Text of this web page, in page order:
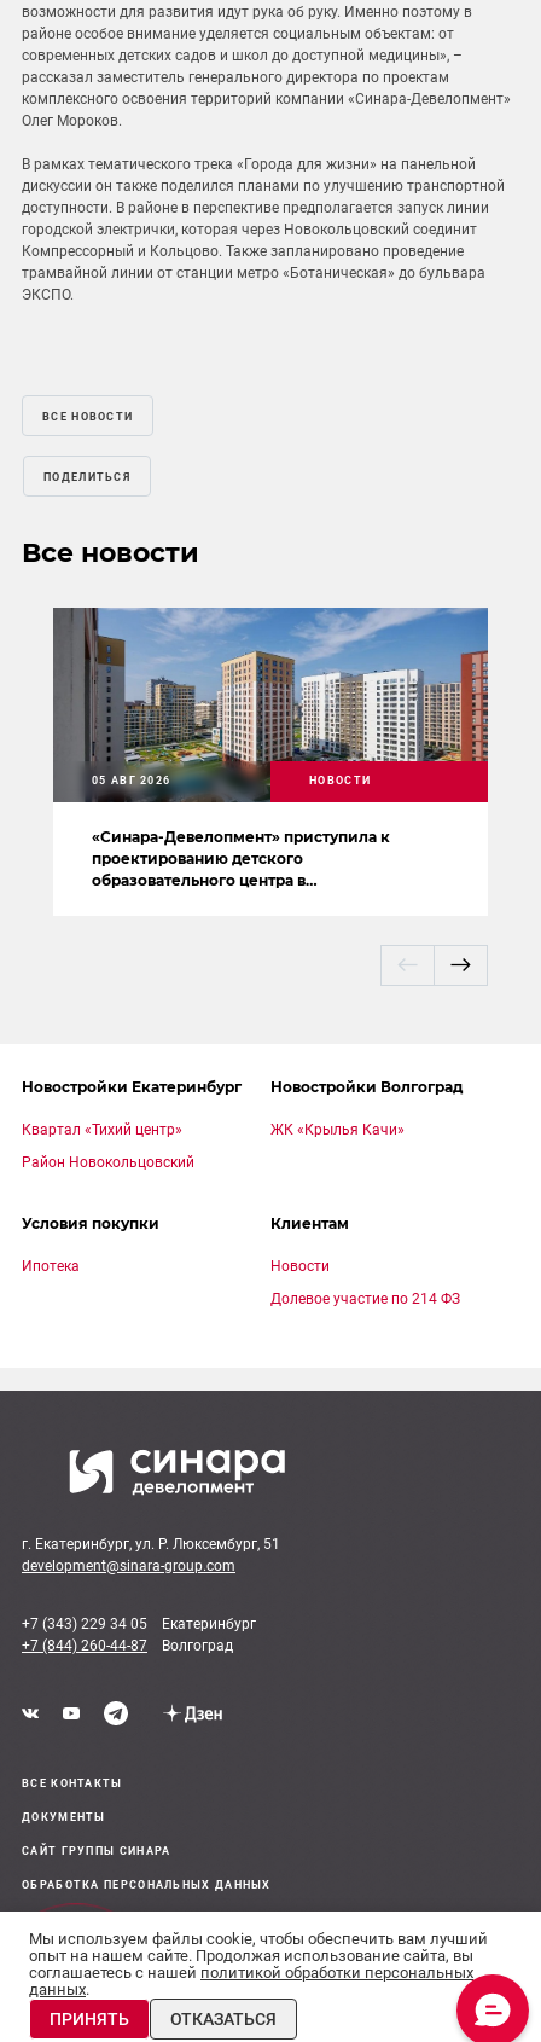
возможности для развития идут рука об руку. Именно поэтому в
районе особое внимание уделяется социальным объектам: от
современных детских садов и школ до доступной медицины», –
рассказал заместитель генерального директора по проектам
комплексного освоения территорий компании «Синара-Девелопмент»
Олег Мороков.
В рамках тематического трека «Города для жизни» на панельной
дискуссии он также поделился планами по улучшению транспортной
доступности. В районе в перспективе предполагается запуск линии
городской электрички, которая через Новокольцовский соединит
Компрессорный и Кольцово. Также запланировано проведение
трамвайной линии от станции метро «Ботаническая» до бульвара
ЭКСПО.
ВСЕ НОВОСТИ
ПОДЕЛИТЬСЯ
Все новости
«Синара-Девелопмент» приступила к
проектированию детского
образовательного центра в
05 АВГ 2026 НОВОСТИ
Новостройки Екатеринбург
Квартал «Тихий центр»
Район Новокольцовский
Новостройки Волгоград
ЖК «Крылья Качи»
Условия покупки
Ипотека
Клиентам
Новости
Долевое участие по 214 ФЗ
г. Екатеринбург, ул. Р. Люксембург, 51
development@sinara-group.com
+7 (343) 229 34 05 Екатеринбург
+7 (844) 260-44-87 Волгоград
ВСЕ КОНТАКТЫ
ДОКУМЕНТЫ
САЙТ ГРУППЫ СИНАРА
ОБРАБОТКА ПЕРСОНАЛЬНЫХ ДАННЫХ
© 2011–26 Все права защищены
Сделано в
Сведения, предоставленные на сайте, носят информационный
характер и не являются публичной офертой.
Планировки и
цены
Мы используем файлы cookie, чтобы обеспечить вам лучший
опыт на нашем сайте. Продолжая использование сайта, вы
соглашаетесь с нашей политикой обработки персональных
данных.
ПРИНЯТЬ ОТКАЗАТЬСЯ